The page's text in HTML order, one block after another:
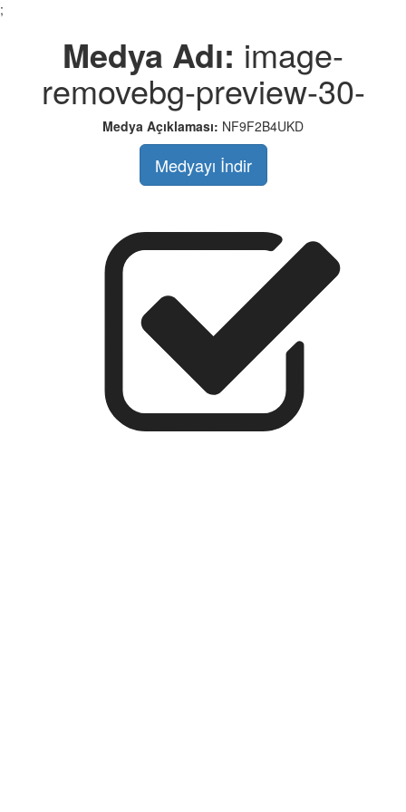
;
Medya Adı: image-
removebg-preview-30-
Medya Açıklaması: NF9F2B4UKD
Medyayı İndir